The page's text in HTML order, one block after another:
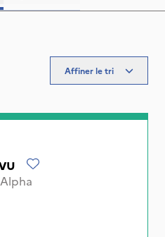
Affiner le tri